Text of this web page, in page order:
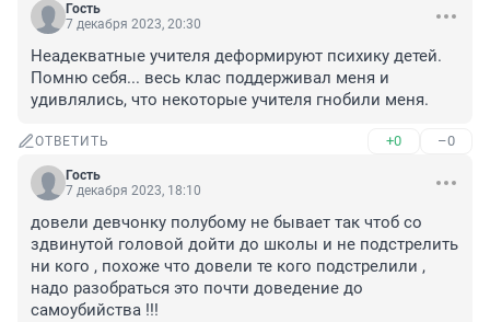
Гость
7 декабря 2023, 20:30
Неадекватные учителя деформируют психику детей.
Помню себя... весь клас поддерживал меня и
удивлялись, что некоторые учителя гнобили меня.
ОТВЕТИТЬ +0 –0
Гость
7 декабря 2023, 18:10
довели девчонку полубому не бывает так чтоб со
здвинутой головой дойти до школы и не подстрелить
ни кого , похоже что довели те кого подстрелили ,
надо разобраться это почти доведение до
самоубийства !!!